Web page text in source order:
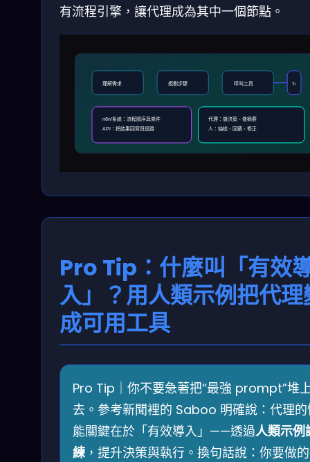
有流程引擎，讓代理成為其中一個節點。
理解需求 規劃步驟 呼叫工具 ↻
n8n/系統：流程順序與條件
API：把結果回寫與追蹤
代理：做決策、做摘要
人：抽檢、回饋、修正
Pro Tip：什麼叫「有效
入」？用人類示例把代理
成可用工具
Pro Tip｜你不要急著把“最強 prompt”堆
去。參考新聞裡的 Saboo 明確說：代理
能關鍵在於「有效導入」——透過人類示例
練 ，提升決策與執行。換句話說：你要做的